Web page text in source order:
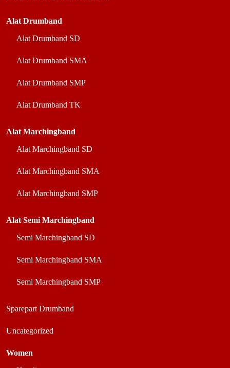
Alat Drumband
Alat Drumband SD
Alat Drumband SMA
Alat Drumband SMP
Alat Drumband TK
Alat Marchingband
Alat Marchingband SD
Alat Marchingband SMA
Alat Marchingband SMP
Alat Semi Marchingband
Semi Marchingband SD
Semi Marchingband SMA
Semi Marchingband SMP
Sparepart Drumband
Uncategorized
Women